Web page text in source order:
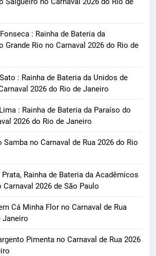
: Rainha de Bateria da
Grande Rio no Carnaval 2026 do Rio de
: Rainha de Bateria da Unidos de
2026 do Rio de Janeiro
: Rainha de Bateria da Paraíso do
2026 do Rio de Janeiro
Samba no Carnaval de Rua 2026 do Rio
Rainha de Bateria da Acadêmicos
Carnaval 2026 de São Paulo
Cá Minha Flor no Carnaval de Rua
Janeiro
Pimenta no Carnaval de Rua 2026